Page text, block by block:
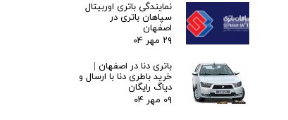
نمایندگی باتری اوربیتال
سپاهان باتری در
اصفهان
۲۹ مهر ۰۴
باتری دنا در اصفهان |
خرید باطری دنا با ارسال و
دیاگ رایگان
۰۹ مهر ۰۴